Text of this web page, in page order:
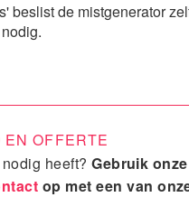
beslist de mistgenerator
OFFERTE
nodig heeft?Gebruik onze
op met een van